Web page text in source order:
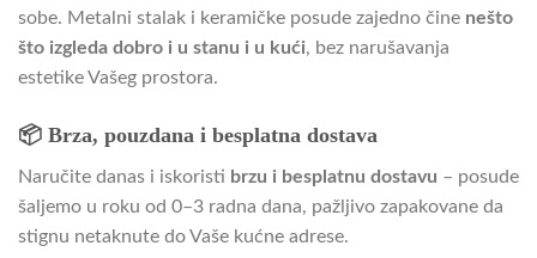
sobe. Metalni stalak i keramičke posude zajedno čine nešto
što izgleda dobro i u stanu i u kući, bez narušavanja
estetike Vašeg prostora.
📦 Brza, pouzdana i besplatna dostava
Naručite danas i iskoristi brzu i besplatnu dostavu – posude
šaljemo u roku od 0–3 radna dana, pažljivo zapakovane da
stignu netaknute do Vaše kućne adrese.